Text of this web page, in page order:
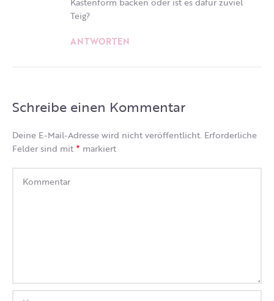
Teig?
ANTWORTEN
Schreibe einen Kommentar
Deine E-Mail-Adresse wird nicht veröffentlicht. Erforderliche
Felder sind mit* markiert